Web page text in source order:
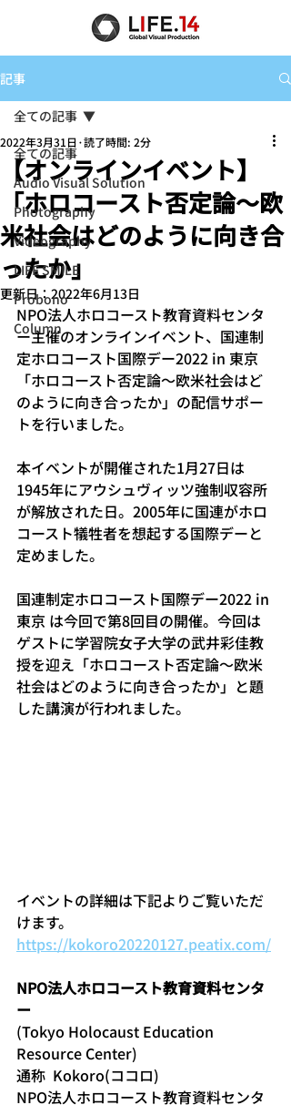
記事
全ての記事
Audio Visual Solution
Photography
Videography
LIFE SMILE
Probono
Column
全ての記事
【オンラインイベント】
「ホロコースト否定論～欧
米社会はどのように向き合
ったか」
2022年3月31日 読了時間: 2分
更新日：2022年6月13日
NPO法人ホロコースト教育資料センタ
ー主催のオンラインイベント、国連制
定ホロコースト国際デー2022 in 東京
「ホロコースト否定論～欧米社会はど
のように向き合ったか」の配信サポー
トを行いました。
本イベントが開催された1月27日は
1945年にアウシュヴィッツ強制収容所
が解放された日。2005年に国連がホロ
コースト犠牲者を想起する国際デーと
定めました。
国連制定ホロコースト国際デー2022 in
東京 は今回で第8回目の開催。今回は
ゲストに学習院女子大学の武井彩佳教
授を迎え「ホロコースト否定論～欧米
社会はどのように向き合ったか」と題
した講演が行われました。
イベントの詳細は下記よりご覧いただ
けます。
https://kokoro20220127.peatix.com/
NPO法人ホロコースト教育資料センタ
ー
(Tokyo Holocaust Education
Resource Center)
通称  Kokoro(ココロ)
NPO法人ホロコースト教育資料センタ